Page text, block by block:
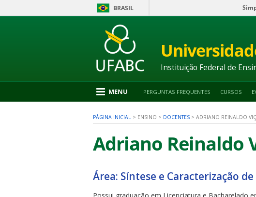
BRASIL
para
2
Ir
4
Instituição Federal de
MENU PERGUNTAS FREQUENTES CURSOS
PÁGINA INICIAL > ENSINO > DOCENTES > ADRIANO REINALDO
Adriano Reinaldo
Área: Síntese e Caracterização